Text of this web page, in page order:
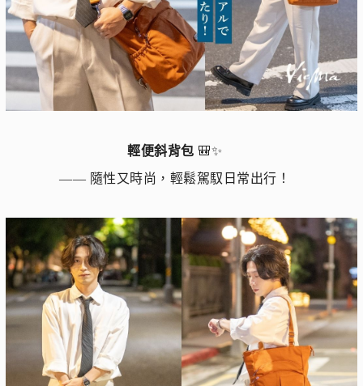
輕便斜背包 🎒✨
—— 隨性又時尚，輕鬆駕馭日常出行！